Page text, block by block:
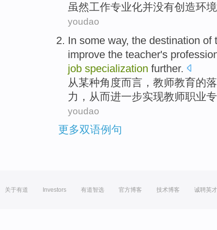
虽然工作专业化并没有创造环境
youdao
In some way, the destination of
improve the teacher's
job specialization further.
从某种角度而言 ， 教师教育的
力 ， 从而进一步实现教师职业
youdao
更多双语例句
关于有道 Investors 有道智选 官方博客 技术博客 诚聘英才